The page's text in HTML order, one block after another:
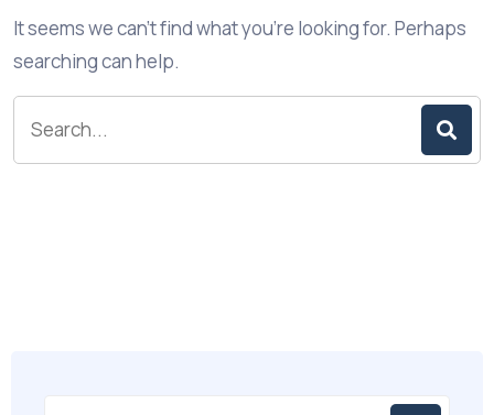
It seems we can’t find what you’re looking for. Perhaps
searching can help.